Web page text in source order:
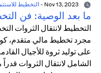
-التخطيط
ما بعد الوصية: فن
التخطيط لانتقال الثروات
مجرد تخطيط مالي متقدم،
على توليد ثروة للأجيال
الشامل لانتقال الثروات قدراً